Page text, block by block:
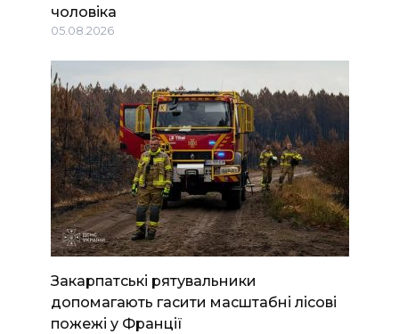
чоловіка
05.08.2026
Закарпатські рятувальники
допомагають гасити масштабні лісові
пожежі у Франції